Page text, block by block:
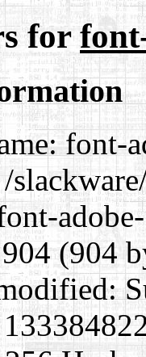
for
font-
(904